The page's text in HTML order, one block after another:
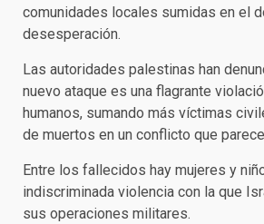
comunidades locales sumidas en el
desesperación.
Las autoridades palestinas han
nuevo ataque es una flagrante
humanos, sumando más víctimas
de muertos en un conflicto que
Entre los fallecidos hay mujeres y
indiscriminada violencia con la que
sus operaciones militares.